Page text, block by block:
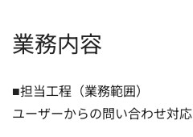
業務内容
■担当工程（業務範囲）
ユーザーからの問い合わせ対応